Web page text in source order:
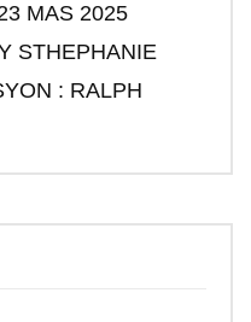
MAS 2025
STHEPHANIE
: RALPH